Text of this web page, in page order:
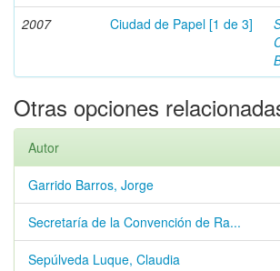
2007 Ciudad de Papel [1 de 3]
Otras opciones
Autor
Garrido Barros, Jorge
Secretaría de la Convención de Ra...
Sepúlveda Luque, Claudia